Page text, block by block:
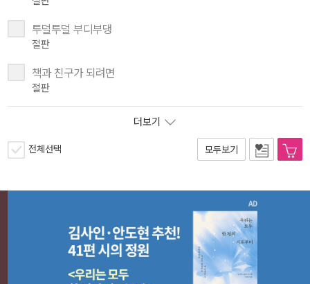
투덜투덜 부디부댕
절판
책과 친구가 되려면
절판
더보기
전체선택 모두보기